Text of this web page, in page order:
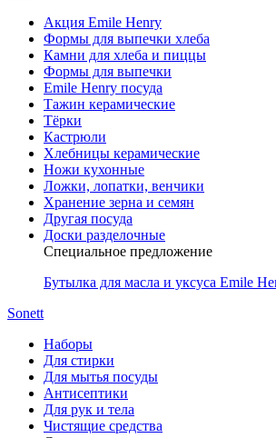
Акция Emile Henry
Формы для выпечки хлеба
Камни для хлеба и пиццы
Формы для выпечки
Emile Henry посуда
Тажин керамические
Тёрки
Кастрюли
Хлебницы керамические
Ножи кухонные
Ложки, лопатки, венчики
Хранение зерна и семян
Другая посуда
Доски разделочные
Специальное предложение
Бутылка для масла и уксуса Emile
Sonett
Наборы
Для стирки
Для мытья посуды
Антисептики
Для рук и тела
Чистящие средства